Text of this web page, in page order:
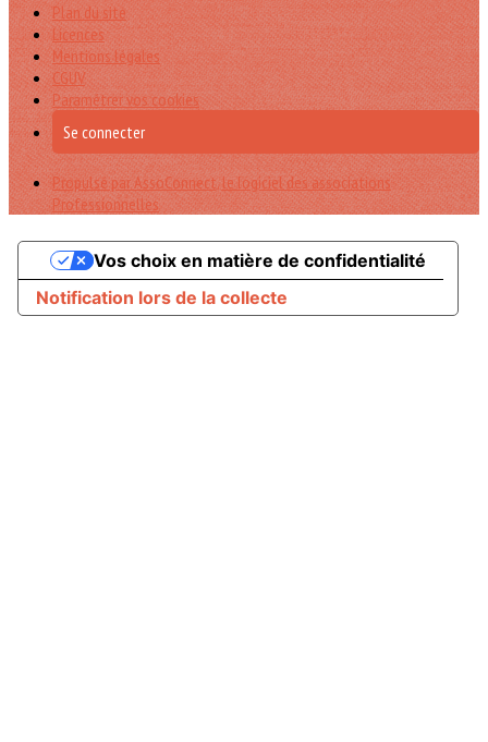
Plan du site
Licences
Mentions légales
CGUV
Paramétrer vos cookies
Se connecter
Propulsé par AssoConnect, le logiciel des associations
Professionnelles
Notification lors de la collecte
Vos choix en matière de confidentialité